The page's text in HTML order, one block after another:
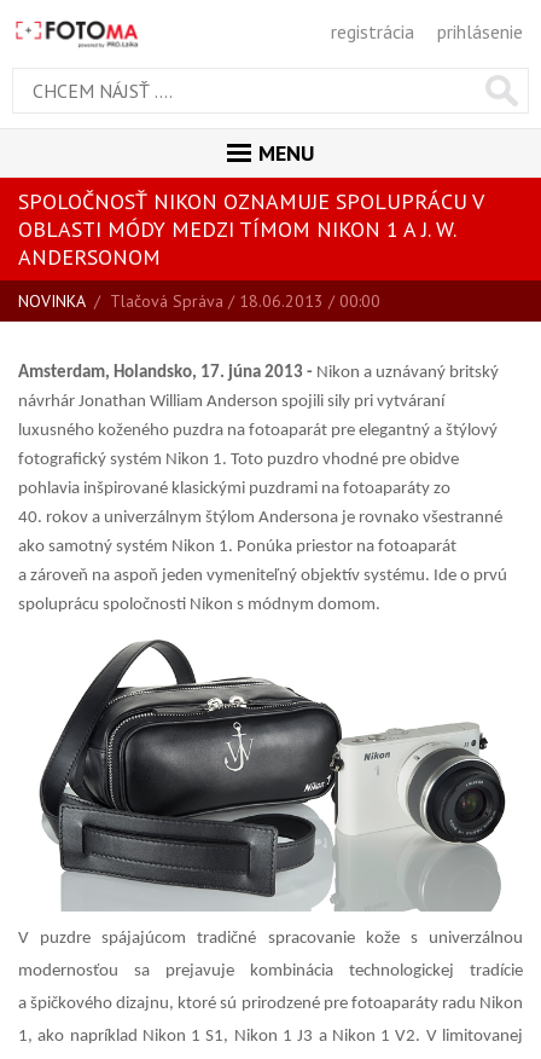
registrácia prihlásenie
MENU
ÚVOD
VŠETKY ČLÁNKY
NOVINKY
BLOG
SPRIEVODCA KÚPOU
ŠKOLA FOTOGRAFIE
GALÉRIA
PORADŇA
KALENDÁR AKCIÍ
WORKSHOPY
OBCHOD
SPOLOČNOSŤ NIKON OZNAMUJE SPOLUPRÁCU V
OBLASTI MÓDY MEDZI TÍMOM NIKON 1 A J. W.
ANDERSONOM
NOVINKA/ Tlačová Správa / 18.06.2013 / 00:00
Amsterdam, Holandsko, 17. júna 2013 - Nikon a uznávaný britský
návrhár Jonathan William Anderson spojili sily pri vytváraní
luxusného koženého puzdra na fotoaparát pre elegantný a štýlový
fotografický systém Nikon 1. Toto puzdro vhodné pre obidve
pohlavia inšpirované klasickými puzdrami na fotoaparáty zo
40. rokov a univerzálnym štýlom Andersona je rovnako všestranné
ako samotný systém Nikon 1. Ponúka priestor na fotoaparát
a zároveň na aspoň jeden vymeniteľný objektív systému. Ide o prvú
spoluprácu spoločnosti Nikon s módnym domom.
V puzdre spájajúcom tradičné spracovanie kože s univerzálnou
modernosťou sa prejavuje kombinácia technologickej tradície
a špičkového dizajnu, ktoré sú prirodzené pre fotoaparáty radu Nikon
1, ako napríklad Nikon 1 S1, Nikon 1 J3 a Nikon 1 V2. V limitovanej